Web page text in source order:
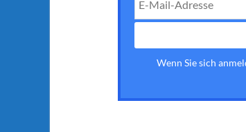
Wenn Sie sich